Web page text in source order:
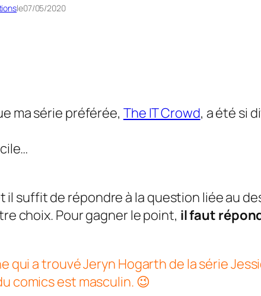
le07/05/2020
ma série préférée, The IT Crowd, a été si
il suffit de répondre à la question liée au
choix. Pour gagner le point, il faut
qui a trouvé Jeryn Hogarth de la série
comics est masculin. 😉